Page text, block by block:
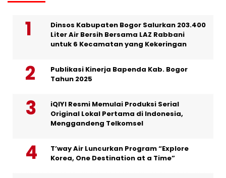
Dinsos Kabupaten Bogor Salurkan 203.400
Liter Air Bersih Bersama LAZ Rabbani
untuk 6 Kecamatan yang Kekeringan
Publikasi Kinerja Bapenda Kab. Bogor
Tahun 2025
iQIYI Resmi Memulai Produksi Serial
Original Lokal Pertama di Indonesia,
Menggandeng Telkomsel
T’way Air Luncurkan Program “Explore
Korea, One Destination at a Time”